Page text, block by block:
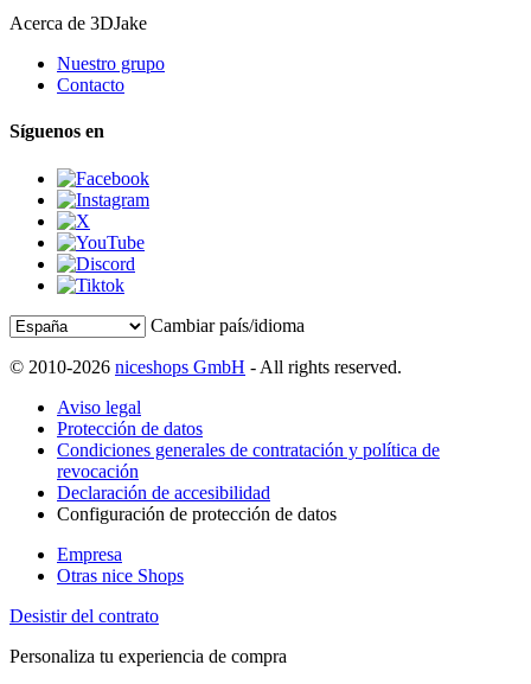
Acerca de 3DJake
Nuestro grupo
Contacto
Síguenos en
Cambiar país/idioma
© 2010-2026 niceshops GmbH - All rights reserved.
Aviso legal
Protección de datos
Condiciones generales de contratación y política de
revocación
Declaración de accesibilidad
Configuración de protección de datos
Empresa
Otras nice Shops
Desistir del contrato
Personaliza tu experiencia de compra